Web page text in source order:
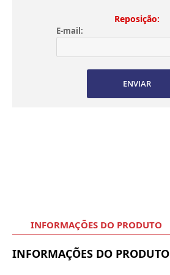
Reposição:
E-mail:
ENVIAR
INFORMAÇÕES DO PRODUTO
INFORMAÇÕES DO PRODUTO